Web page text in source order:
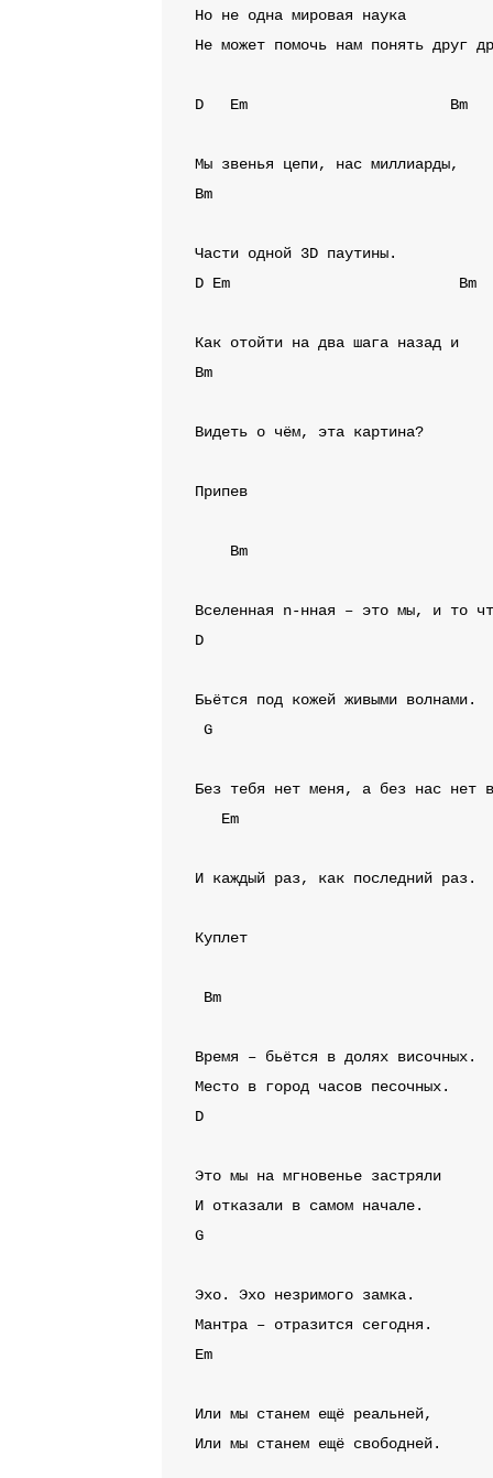
Но не одна мировая наука
Не может помочь нам понять друг
D Em Bm
Bm
D Em Bm
Bm
Видеть о чём, эта картина?
Припев
Bm
D
G
Em
И каждый раз, как последний раз.
Куплет
Bm
Время – бьётся в долях височных.
D
Это мы на мгновенье застряли
G
Эхо. Эхо незримого замка.
Em
Или мы станем ещё реальней,
Или мы станем ещё свободней.